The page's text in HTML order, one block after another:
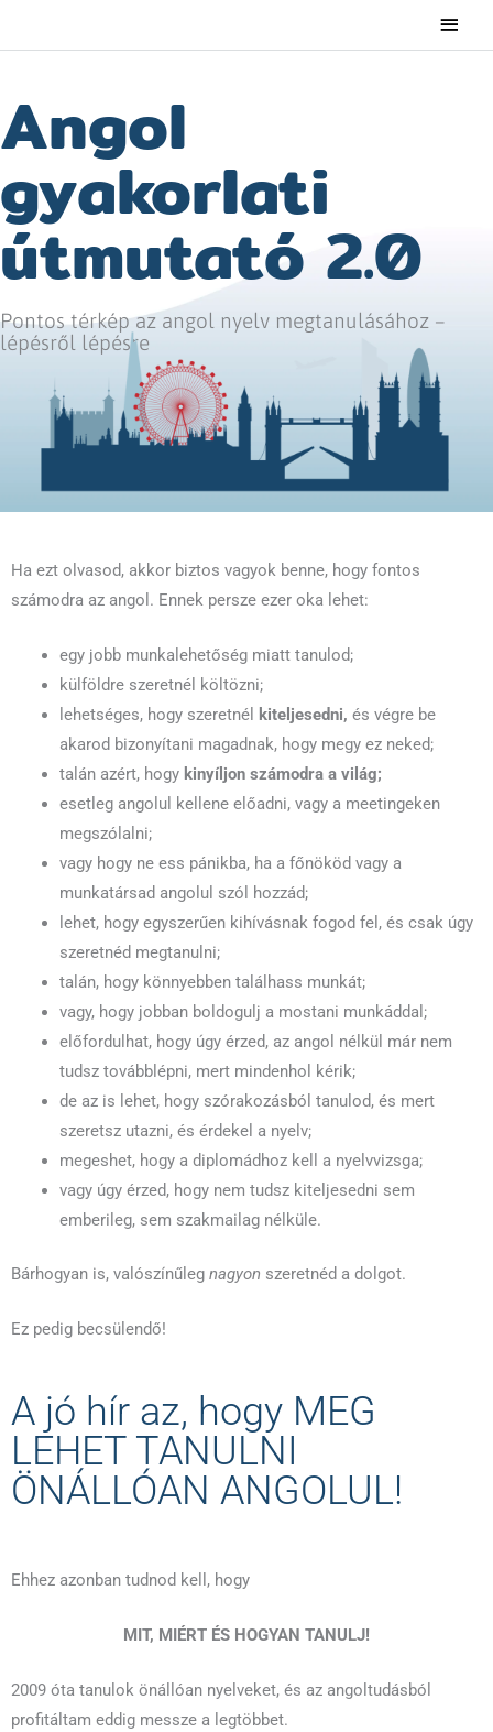
Main
Menu
Angol
gyakorlati
útmutató 2.0
Pontos térkép az angol nyelv megtanulásához –
lépésről lépésre
Ha ezt olvasod, akkor biztos vagyok benne, hogy fontos
számodra az angol. Ennek persze ezer oka lehet:
egy jobb munkalehetőség miatt tanulod;
külföldre szeretnél költözni;
lehetséges, hogy szeretnél
kiteljesedni, és végre be
akarod bizonyítani magadnak, hogy megy ez neked;
talán azért, hogy kinyíljon számodra a világ;
esetleg angolul kellene előadni, vagy a meetingeken
megszólalni;
vagy hogy ne ess pánikba, ha a főnököd vagy a
munkatársad angolul szól hozzád;
lehet, hogy egyszerűen kihívásnak fogod fel, és csak úgy
szeretnéd megtanulni;
talán, hogy könnyebben találhass munkát;
vagy, hogy jobban boldogulj a mostani munkáddal;
előfordulhat, hogy úgy érzed, az angol nélkül már nem
tudsz továbblépni, mert mindenhol kérik;
de az is lehet, hogy szórakozásból tanulod, és mert
szeretsz utazni, és érdekel a nyelv;
megeshet, hogy a diplomádhoz kell a nyelvvizsga;
vagy úgy érzed, hogy nem tudsz kiteljesedni sem
emberileg, sem szakmailag nélküle.
Bárhogyan is, valószínűleg nagyon szeretnéd a dolgot.
Ez pedig becsülendő!
A jó hír az, hogy MEG
LEHET TANULNI
ÖNÁLLÓAN ANGOLUL!
Ehhez azonban tudnod kell, hogy
MIT, MIÉRT ÉS HOGYAN TANULJ!
2009 óta tanulok önállóan nyelveket, és az angoltudásból
profitáltam eddig messze a legtöbbet.